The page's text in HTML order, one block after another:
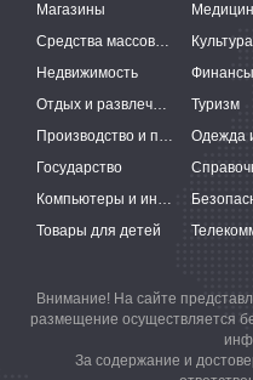
Магазины
Средства массовой информации
Недвижимость
Финансы
Отдых и развлечения
Туризм
Производство и поставки
Одежда
Государство
Компьютеры и интернет
Товары для детей
Внимание! На сайте
размещение осуществляется
За содержание и